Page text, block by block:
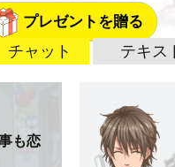
プレゼントを贈る
チャット テキス
も恋